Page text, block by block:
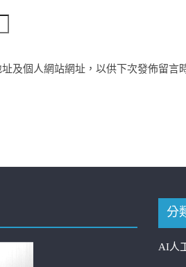
及個人網站網址，以供下次發佈留言
分
AI人